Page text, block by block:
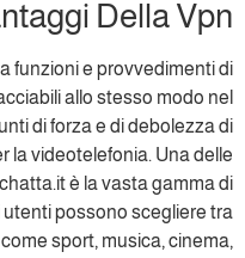
Della Vpn
funzioni e provvedimenti di
allo stesso modo nel
di forza e di debolezza di
la videotelefonia. Una delle
è la vasta gamma di
possono scegliere tra
sport, musica, cinema,